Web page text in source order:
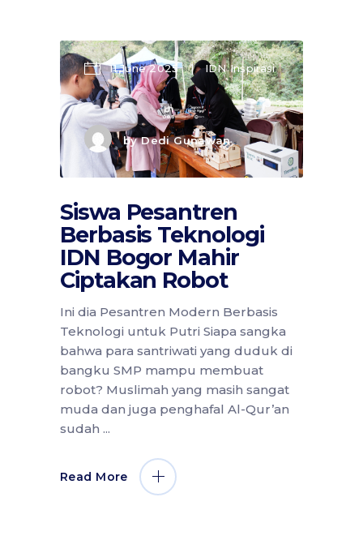
11 June 2025 IDN Inspirasi
byDedi Gunawan
Siswa Pesantren
Berbasis Teknologi
IDN Bogor Mahir
Ciptakan Robot
Ini dia Pesantren Modern Berbasis
Teknologi untuk Putri Siapa sangka
bahwa para santriwati yang duduk di
bangku SMP mampu membuat
robot? Muslimah yang masih sangat
muda dan juga penghafal Al-Qur’an
sudah
Read More